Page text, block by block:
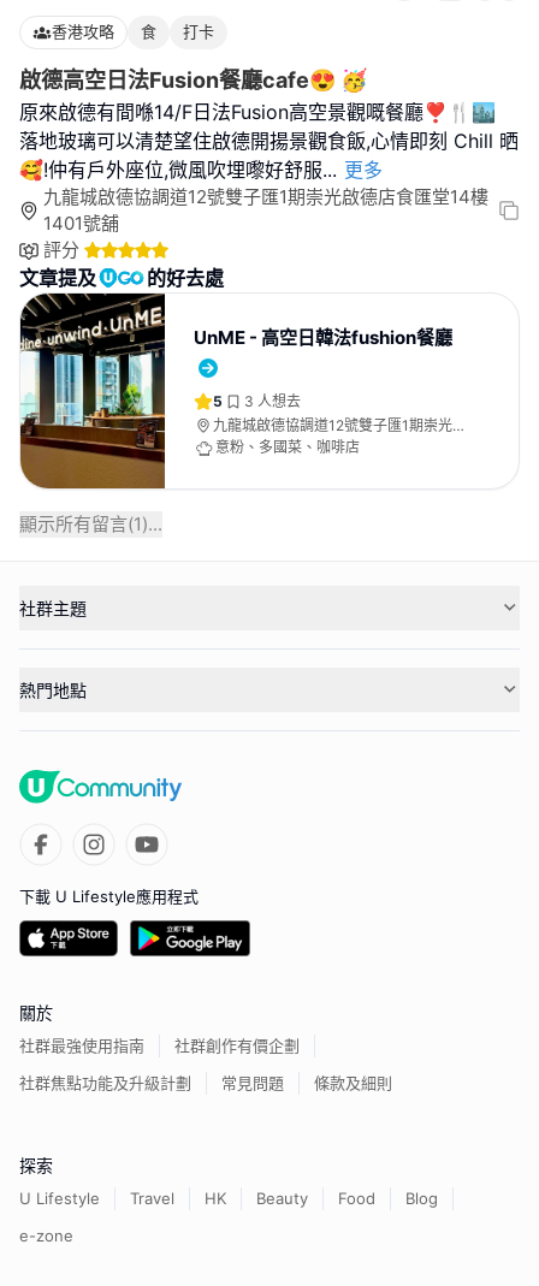
香港攻略 食 打卡
啟德高空日法Fusion餐廳cafe😍 🥳
原來啟德有間喺14/F日法Fusion高空景觀嘅餐廳❣️🍴🏙️
落地玻璃可以清楚望住啟德開揚景觀食飯,心情即刻 Chill 晒
🥰!仲有戶外座位,微風吹埋嚟好舒服... 更多
九龍城啟德協調道12號雙子匯1期崇光啟德店食匯堂14樓
1401號舖
評分
文章提及 的好去處
UnME - 高空日韓法fushion餐廳
5 3 人想去
九龍城啟德協調道12號雙子匯1期崇光啟
德店食匯堂14樓1401號舖
意粉、多國菜、咖啡店
顯示所有留言(1)...
社群主題
熱門地點
下載 U Lifestyle應用程式
關於
社群最強使用指南
社群創作有價企劃
社群焦點功能及升級計劃
常見問題 條款及細則
探索
U Lifestyle Travel HK Beauty Food
Blog
e-zone